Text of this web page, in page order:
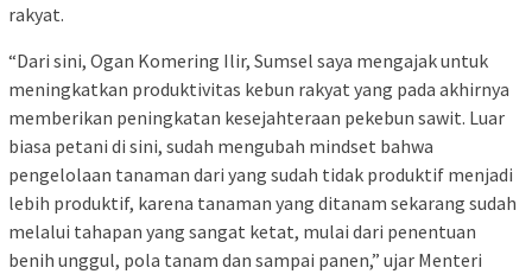
rakyat.
“Dari sini, Ogan Komering Ilir, Sumsel saya mengajak untuk
meningkatkan produktivitas kebun rakyat yang pada akhirnya
memberikan peningkatan kesejahteraan pekebun sawit. Luar
biasa petani di sini, sudah mengubah mindset bahwa
pengelolaan tanaman dari yang sudah tidak produktif menjadi
lebih produktif, karena tanaman yang ditanam sekarang sudah
melalui tahapan yang sangat ketat, mulai dari penentuan
benih unggul, pola tanam dan sampai panen,” ujar Menteri